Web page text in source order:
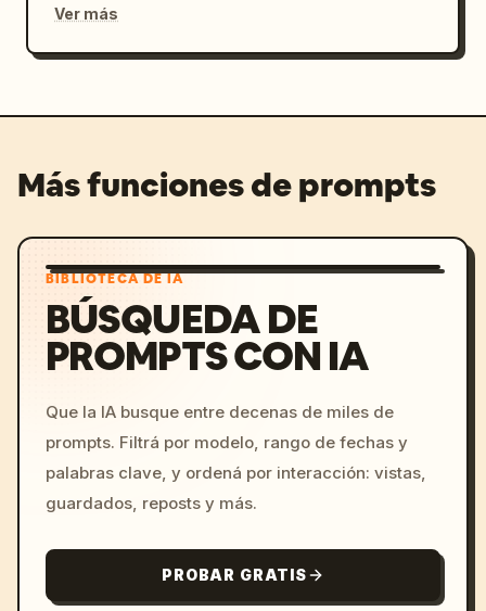
Ver más
Más funciones de prompts
BIBLIOTECA DE IA
BÚSQUEDA DE
PROMPTS CON IA
Que la IA busque entre decenas de miles de
prompts. Filtrá por modelo, rango de fechas y
palabras clave, y ordená por interacción: vistas,
guardados, reposts y más.
PROBAR GRATIS